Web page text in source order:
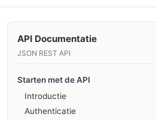
API Documentatie
JSON REST API
Starten met de API
Introductie
Authenticatie